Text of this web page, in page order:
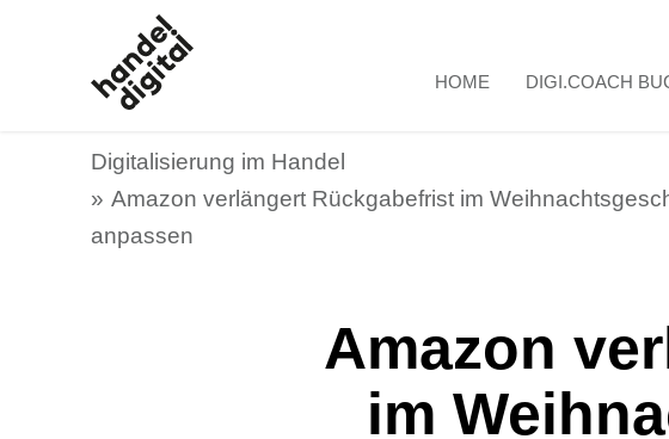
HOME DIGI.COACH
Digitalisierung im Handel
Amazon verlängert Rückgabefrist im
anpassen
Amazon
im